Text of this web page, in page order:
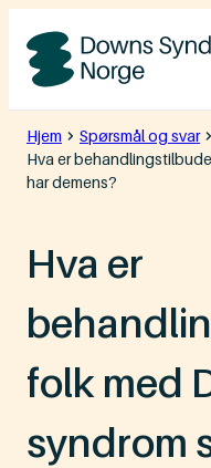
Hopp
Downs
Syndrom
Norge
Hjem
Spørsmål og svar
Hva er
har demens?
Hva er
folk med
syndrom